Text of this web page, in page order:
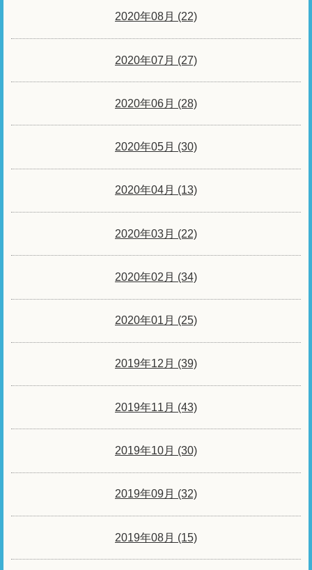
2020年08月 (22)
2020年07月 (27)
2020年06月 (28)
2020年05月 (30)
2020年04月 (13)
2020年03月 (22)
2020年02月 (34)
2020年01月 (25)
2019年12月 (39)
2019年11月 (43)
2019年10月 (30)
2019年09月 (32)
2019年08月 (15)